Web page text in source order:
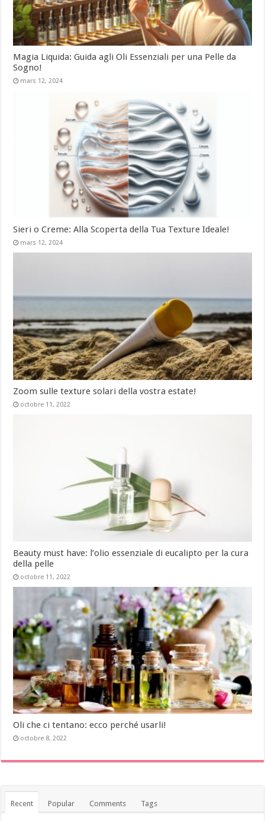
Magia Liquida: Guida agli Oli Essenziali per una Pelle da
Sogno!
mars 12, 2024
Sieri o Creme: Alla Scoperta della Tua Texture Ideale!
mars 12, 2024
Zoom sulle texture solari della vostra estate!
octobre 11, 2022
Beauty must have: l’olio essenziale di eucalipto per la cura
della pelle
octobre 11, 2022
Oli che ci tentano: ecco perché usarli!
octobre 8, 2022
Recent Popular Comments Tags